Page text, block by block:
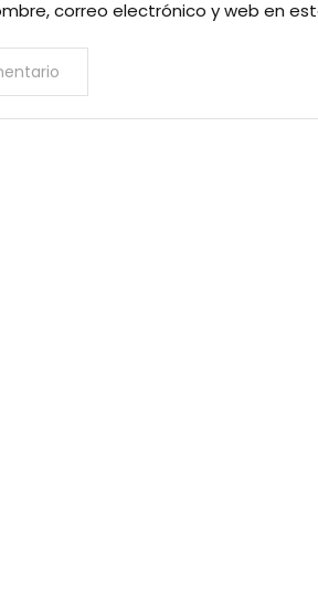
correo electrónico y web en